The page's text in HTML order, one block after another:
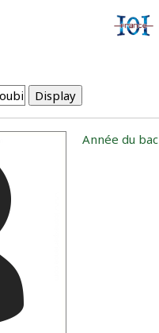
Année du bac